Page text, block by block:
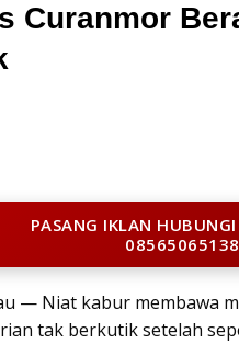
Curanmor
PASANG IKLAN
08565065138
— Niat kabur membawa
tak berkutik setelah